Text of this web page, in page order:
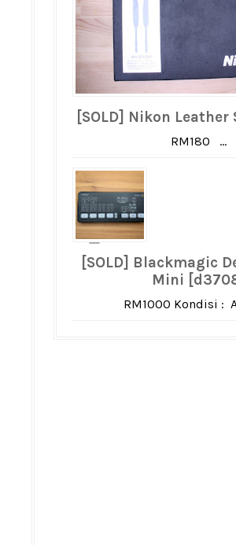
[SOLD] Nikon Leather
RM180 ...
[SOLD] Blackmagic
Mini
RM1000 Kondisi :